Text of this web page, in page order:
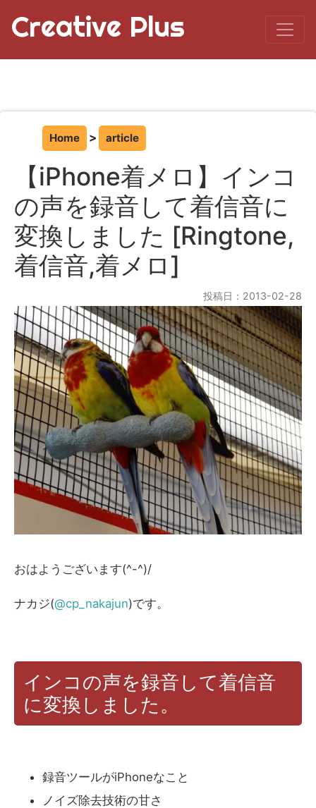
Creative Plus
Home article
【iPhone着メロ】インコ
の声を録音して着信音に
変換しました [Ringtone,
着信音,着メロ]
投稿日：2013-02-28
おはようございます(^-^)/
ナカジ(@cp_nakajun)です。
インコの声を録音して着信音
に変換しました。
録音ツールがiPhoneなこと
ノイズ除去技術の甘さ